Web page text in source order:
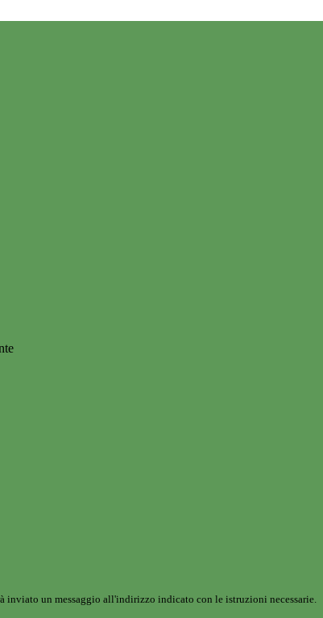
inviato un messaggio all'indirizzo indicato con le istruzioni necessarie.